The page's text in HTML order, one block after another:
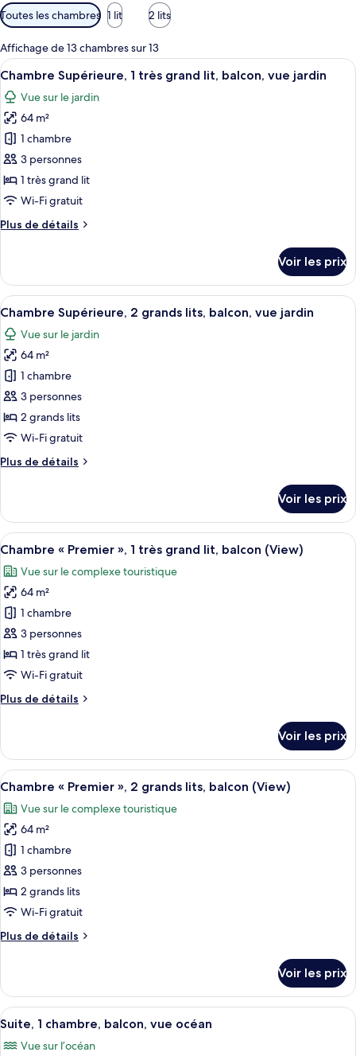
Filtres
disponibles
pour
les
chambres
Toutes les chambres 1 lit 2 lits
Affichage de 13 chambres sur 13
Afficher
toutes
les
photos
pour
ce
type
de
chambre :
Chambre
très
grand
lit,
balcon,
vue
jardin
Une chambre d’hôtel moderne,
10
Chambre Supérieure, 1 très grand lit, balcon, vue jardin
Vue sur le jardin
64 m²
1 chambre
3 personnes
1 très grand lit
Wi-Fi gratuit
Plus de détails
Plus
le
type
de
Chambre
Supérieure,
très
grand
lit,
balcon,
vue
Voir les prix
Afficher
toutes
les
photos
pour
ce
type
de
chambre :
Chambre
grands
lits,
balcon,
vue
jardin
Une chambre d’hôtel moderne
8
Chambre Supérieure, 2 grands lits, balcon, vue jardin
Vue sur le jardin
64 m²
1 chambre
3 personnes
2 grands lits
Wi-Fi gratuit
Plus de détails
Plus
le
type
de
Chambre
Supérieure,
grands
lits,
balcon,
vue
jardin
Voir les prix
Afficher
toutes
les
photos
pour
ce
type
de
chambre :
Chambre
»,
1
très
grand
lit,
balcon
(View)
Une chambre d’hôtel moderne
7
Chambre « Premier », 1 très grand lit, balcon (View)
Vue sur le complexe touristique
64 m²
1 chambre
3 personnes
1 très grand lit
Wi-Fi gratuit
Plus de détails
Plus
le
type
de
Chambre
«
Premier
»,
très
grand
lit,
(View)
Voir les prix
Afficher
toutes
les
photos
pour
ce
type
de
chambre :
Chambre
»,
2
grands
lits,
Une chambre d’hôtel moderne avec
5
Chambre « Premier », 2 grands lits, balcon (View)
Vue sur le complexe touristique
64 m²
1 chambre
3 personnes
2 grands lits
Wi-Fi gratuit
Plus de détails
Plus
le
type
de
Chambre
Voir les prix
Afficher
toutes
les
Une chambre d’hôtel moderne,
8
Suite, 1 chambre, balcon, vue océan
Vue sur l’océan